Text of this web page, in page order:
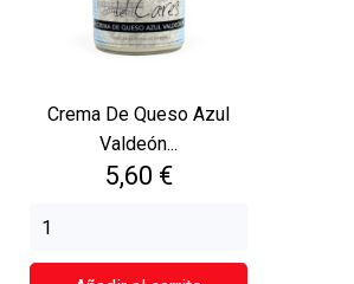
Crema De Queso Azul
Valdeón...
Precio
5,60 €